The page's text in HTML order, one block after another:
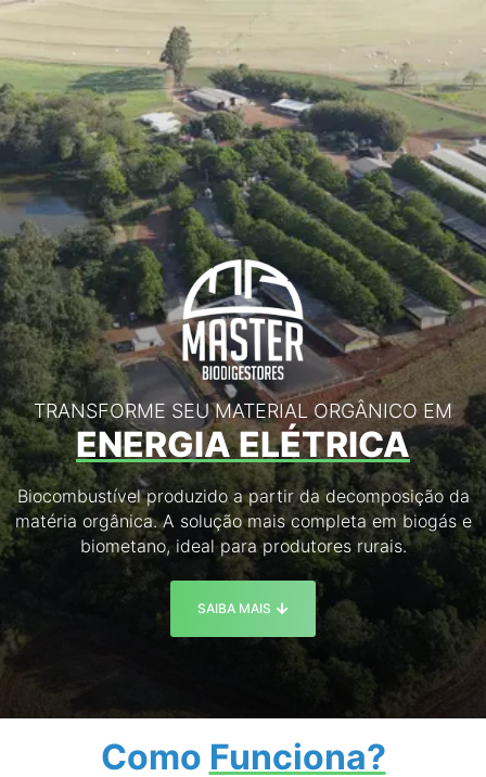
TRANSFORME SEU MATERIAL ORGÂNICO EM
ENERGIA ELÉTRICA
Biocombustível produzido a partir da decomposição da
matéria orgânica. A solução mais completa em biogás e
biometano, ideal para produtores rurais.
SAIBA MAIS
Como Funciona?